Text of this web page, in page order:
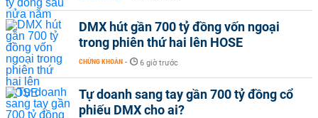
DMX hút gần 700 tỷ đồng vốn ngoại
trong phiên thứ hai lên HOSE
CHỨNG KHOÁN - 6 giờ trước
Tự doanh sang tay gần 700 tỷ đồng cổ
phiếu DMX cho ai?